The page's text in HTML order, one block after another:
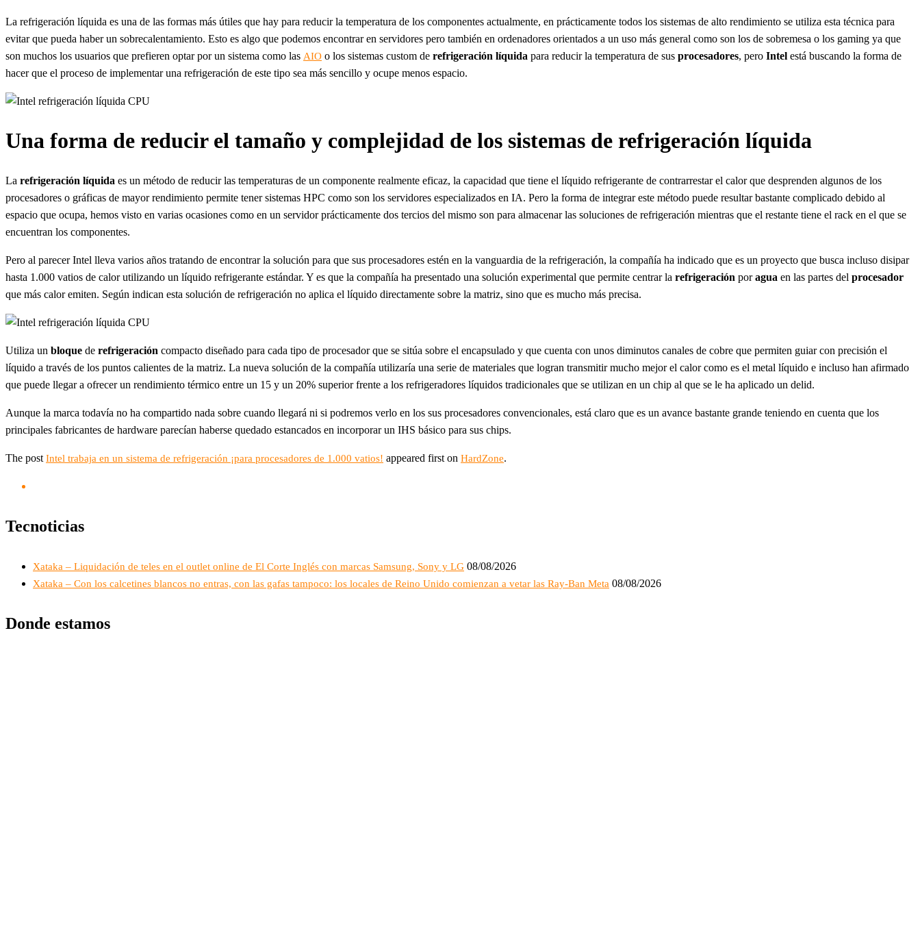
La refrigeración líquida es una de las formas más útiles que hay para reducir la temperatura de los componentes actualmente, en prácticamente todos los sistemas de alto rendimiento se utiliza esta técnica para
evitar que pueda haber un sobrecalentamiento. Esto es algo que podemos encontrar en servidores pero también en ordenadores orientados a un uso más general como son los de sobremesa o los gaming ya que
son muchos los usuarios que prefieren optar por un sistema como las AIO o los sistemas custom de refrigeración líquida para reducir la temperatura de sus procesadores, pero Intel está buscando la forma de
hacer que el proceso de implementar una refrigeración de este tipo sea más sencillo y ocupe menos espacio.
Una forma de reducir el tamaño y complejidad de los sistemas de refrigeración líquida
La refrigeración líquida es un método de reducir las temperaturas de un componente realmente eficaz, la capacidad que tiene el líquido refrigerante de contrarrestar el calor que desprenden algunos de los
procesadores o gráficas de mayor rendimiento permite tener sistemas HPC como son los servidores especializados en IA. Pero la forma de integrar este método puede resultar bastante complicado debido al
espacio que ocupa, hemos visto en varias ocasiones como en un servidor prácticamente dos tercios del mismo son para almacenar las soluciones de refrigeración mientras que el restante tiene el rack en el que se
encuentran los componentes.
Pero al parecer Intel lleva varios años tratando de encontrar la solución para que sus procesadores estén en la vanguardia de la refrigeración, la compañía ha indicado que es un proyecto que busca incluso disipar
hasta 1.000 vatios de calor utilizando un líquido refrigerante estándar. Y es que la compañía ha presentado una solución experimental que permite centrar la refrigeración poragua en las partes del procesador
que más calor emiten. Según indican esta solución de refrigeración no aplica el líquido directamente sobre la matriz, sino que es mucho más precisa.
Utiliza un bloque de refrigeración compacto diseñado para cada tipo de procesador que se sitúa sobre el encapsulado y que cuenta con unos diminutos canales de cobre que permiten guiar con precisión el
líquido a través de los puntos calientes de la matriz. La nueva solución de la compañía utilizaría una serie de materiales que logran transmitir mucho mejor el calor como es el metal líquido e incluso han afirmado
que puede llegar a ofrecer un rendimiento térmico entre un 15 y un 20% superior frente a los refrigeradores líquidos tradicionales que se utilizan en un chip al que se le ha aplicado un delid.
Aunque la marca todavía no ha compartido nada sobre cuando llegará ni si podremos verlo en los sus procesadores convencionales, está claro que es un avance bastante grande teniendo en cuenta que los
principales fabricantes de hardware parecían haberse quedado estancados en incorporar un IHS básico para sus chips.
The post Intel trabaja en un sistema de refrigeración ¡para procesadores de 1.000 vatios! appeared first on HardZone.
Tecnoticias
Xataka – Liquidación de teles en el outlet online de El Corte Inglés con marcas Samsung, Sony y LG 08/08/2026
Xataka – Con los calcetines blancos no entras, con las gafas tampoco: los locales de Reino Unido comienzan a vetar las Ray-Ban Meta 08/08/2026
Donde estamos